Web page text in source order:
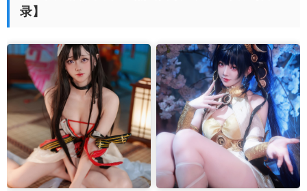
录】